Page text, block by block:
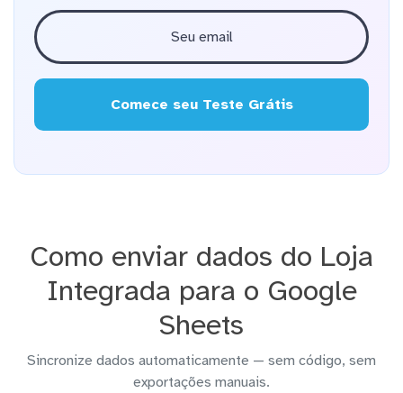
Comece seu Teste Grátis
Como enviar dados do Loja
Integrada para o Google
Sheets
Sincronize dados automaticamente — sem código, sem
exportações manuais.